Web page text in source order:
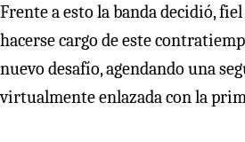
Frente a esto la banda decidió,
hacerse cargo de este
nuevo desafío, agendando una
virtualmente enlazada con la